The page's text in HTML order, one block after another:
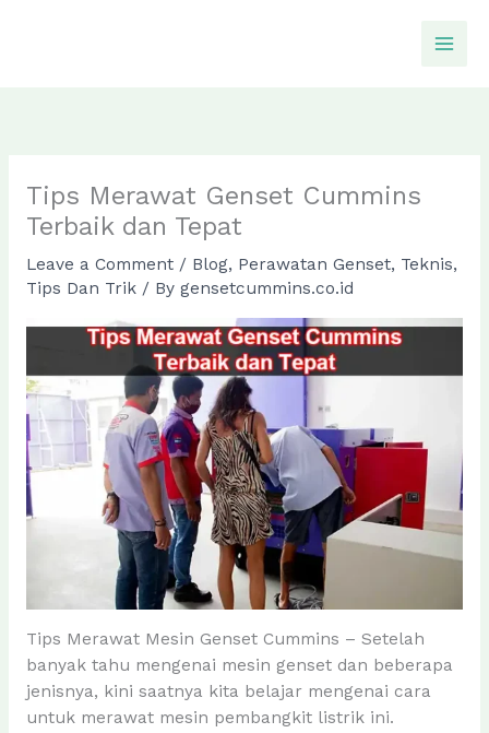
Tips Merawat Genset Cummins
Terbaik dan Tepat
Leave a Comment / Blog, Perawatan Genset, Teknis,
Tips Dan Trik/ By gensetcummins.co.id
Tips Merawat Mesin Genset Cummins – Setelah
banyak tahu mengenai mesin genset dan beberapa
jenisnya, kini saatnya kita belajar mengenai cara
untuk merawat mesin pembangkit listrik ini.